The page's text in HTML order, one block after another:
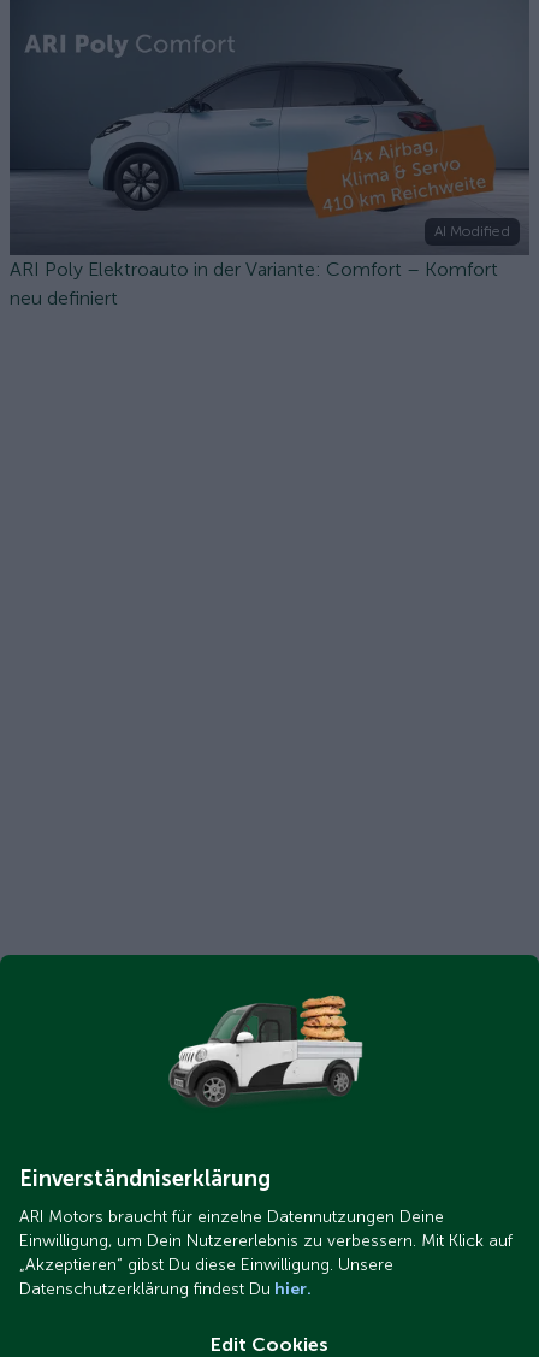
AI Modified
ARI Poly Elektroauto in der Variante: Comfort – Komfort
neu definiert
Einverständniserklärung
ARI Motors braucht für einzelne Datennutzungen Deine
Einwilligung, um Dein Nutzererlebnis zu verbessern. Mit Klick auf
„Akzeptieren“ gibst Du diese Einwilligung. Unsere
Datenschutzerklärung findest Du hier.
Edit Cookies